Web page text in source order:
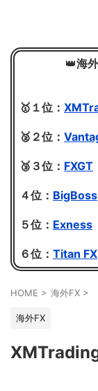
👑海
🥇１位：
🥈２位：
🥉３位： FXGT
４位： BigBoss
５位： Exness
６位： Titan FX
HOME > 海外FX >
海外FX